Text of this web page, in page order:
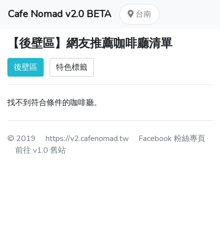
Cafe Nomad v2.0 BETA 台南
【後壁區】網友推薦咖啡廳清單
後壁區 特色標籤
找不到符合條件的咖啡廳。
© 2019 https://v2.cafenomad.tw
Facebook 粉絲專頁
前往 v1.0 舊站